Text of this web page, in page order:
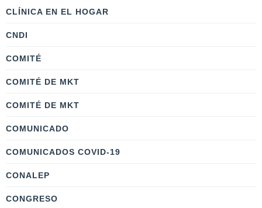
CLÍNICA EN EL HOGAR
CNDI
COMITÉ
COMITÉ DE MKT
COMITÉ DE MKT
COMUNICADO
COMUNICADOS COVID-19
CONALEP
CONGRESO